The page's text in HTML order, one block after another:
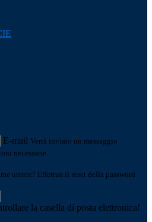
E-mail Verrà inviato un messaggio
necessarie.
utente? Effettua il reset della password
la casella di posta elettronica!